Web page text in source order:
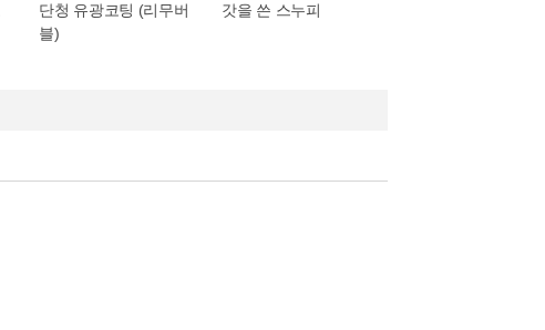
단청 유광코팅 (리무버
블)
갓을 쓴 스누피